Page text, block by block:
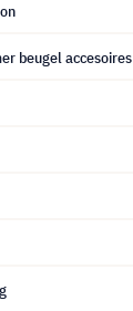
beugel accesoires